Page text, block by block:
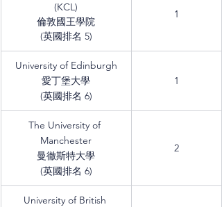
(KCL)
倫敦國王學院
(英國排名 5)
1
University of Edinburgh
愛丁堡大學
(英國排名 6)
1
The University of
Manchester
曼徹斯特大學
(英國排名 6)
2
University of British